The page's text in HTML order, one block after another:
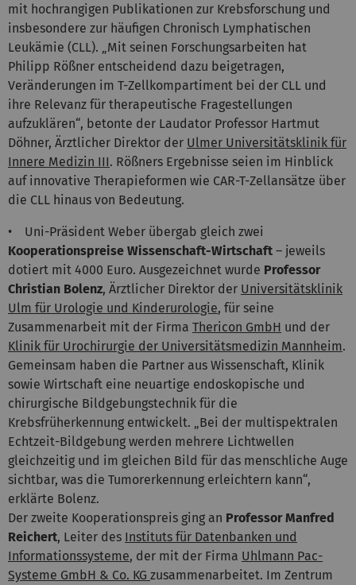
mit hochrangigen Publikationen zur Krebsforschung und
insbesondere zur häufigen Chronisch Lymphatischen
Leukämie (CLL). „Mit seinen Forschungsarbeiten hat
Philipp Rößner entscheidend dazu beigetragen,
Veränderungen im T-Zellkompartiment bei der CLL und
ihre Relevanz für therapeutische Fragestellungen
aufzuklären“, betonte der Laudator Professor Hartmut
Döhner, Ärztlicher Direktor der Ulmer Universitätsklinik für
Innere Medizin III. Rößners Ergebnisse seien im Hinblick
auf innovative Therapieformen wie CAR-T-Zellansätze über
die CLL hinaus von Bedeutung.
• Uni-Präsident Weber übergab gleich zwei
Kooperationspreise Wissenschaft-Wirtschaft – jeweils
dotiert mit 4000 Euro. Ausgezeichnet wurde Professor
Christian Bolenz, Ärztlicher Direktor der Universitätsklinik
Ulm für Urologie und Kinderurologie, für seine
Zusammenarbeit mit der Firma Thericon GmbH und der
Klinik für Urochirurgie der Universitätsmedizin Mannheim.
Gemeinsam haben die Partner aus Wissenschaft, Klinik
sowie Wirtschaft eine neuartige endoskopische und
chirurgische Bildgebungstechnik für die
Krebsfrüherkennung entwickelt. „Bei der multispektralen
Echtzeit-Bildgebung werden mehrere Lichtwellen
gleichzeitig und im gleichen Bild für das menschliche Auge
sichtbar, was die Tumorerkennung erleichtern kann“,
erklärte Bolenz.
Der zweite Kooperationspreis ging an Professor Manfred
Reichert, Leiter des Instituts für Datenbanken und
Informationssysteme, der mit der Firma Uhlmann Pac-
Systeme GmbH & Co. KG zusammenarbeitet. Im Zentrum